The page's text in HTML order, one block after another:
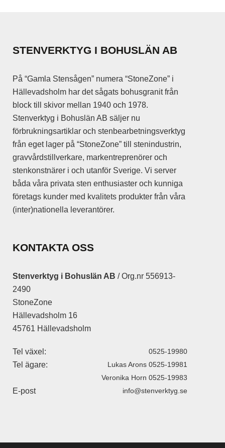
STENVERKTYG I BOHUSLÄN AB
På “Gamla Stensågen” numera “StoneZone” i
Hällevadsholm har det sågats bohusgranit från
block till skivor mellan 1940 och 1978.
Stenverktyg i Bohuslän AB säljer nu
förbrukningsartiklar och stenbearbetningsverktyg
från eget lager på “StoneZone” till stenindustrin,
gravvårdstillverkare, markentreprenörer och
stenkonstnärer i och utanför Sverige. Vi server
båda våra privata sten enthusiaster och kunniga
företags kunder med kvalitets produkter från våra
(inter)nationella leverantörer.
KONTAKTA OSS
Stenverktyg i Bohuslän AB / Org.nr 556913-
2490
StoneZone
Hällevadsholm 16
45761 Hällevadsholm
Tel växel: 0525-19980
Tel ägare:
Lukas Arons 0525-19981
Veronika Horn 0525-19983
E-post info@stenverktyg.se